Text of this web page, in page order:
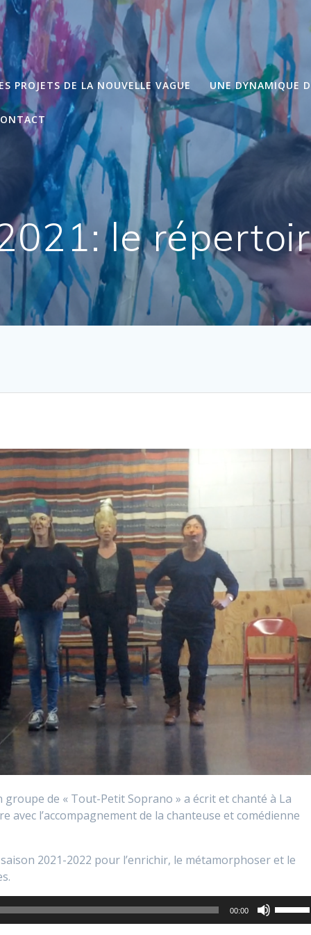
PROJETS DE LA NOUVELLE VAGUE UNE DYNAMIQUE
le
groupe de « Tout-Petit Soprano » a écrit et chanté à La
avec l’accompagnement de la chanteuse et comédienne
2021-2022 pour l’enrichir, le métamorphoser et le
00:00